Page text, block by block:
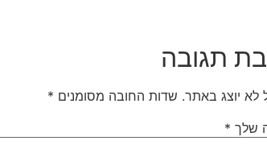
תגובה
לא יוצג באתר. שדות החובה מסומנים *
שלך *